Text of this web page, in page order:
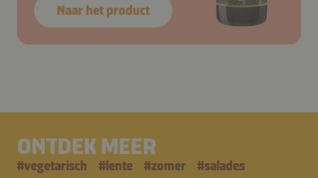
Naar het product
ONTDEK MEER
#vegetarisch #lente #zomer #salades